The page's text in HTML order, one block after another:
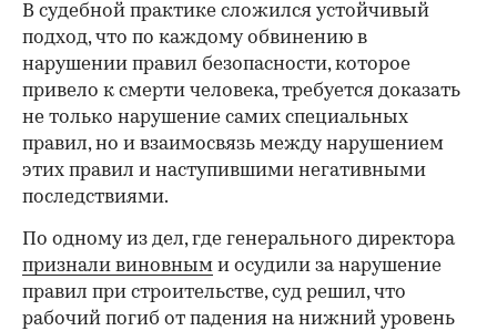
В судебной практике сложился устойчивый
подход, что по каждому обвинению в
нарушении правил безопасности, которое
привело к смерти человека, требуется доказать
не только нарушение самих специальных
правил, но и взаимосвязь между нарушением
этих правил и наступившими негативными
последствиями.
По одному из дел, где генерального директора
признали виновным и осудили за нарушение
правил при строительстве, суд решил, что
рабочий погиб от падения на нижний уровень